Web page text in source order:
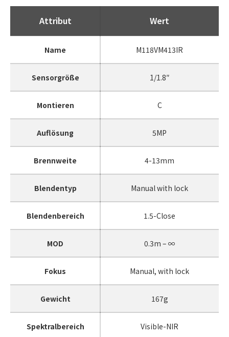
Attribut Wert
Name M118VM413IR
Sensorgröße 1/1.8″
Montieren C
Auflösung 5MP
Brennweite 4-13mm
Blendentyp Manual with lock
Blendenbereich 1.5-Close
MOD 0.3m – ∞
Fokus Manual, with lock
Gewicht 167g
Spektralbereich Visible-NIR